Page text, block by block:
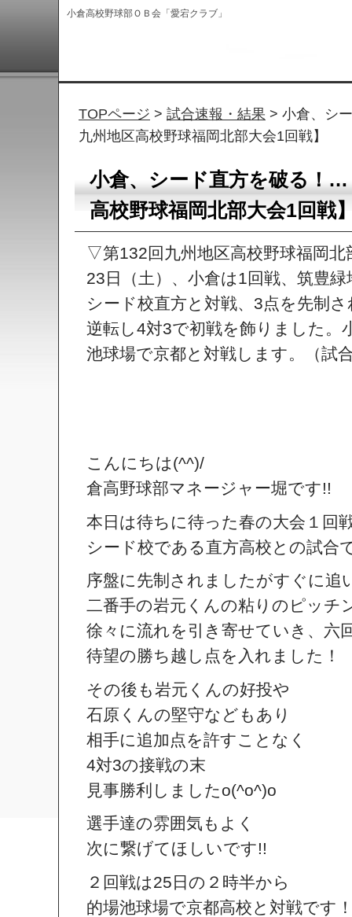
小倉高校野球部ＯＢ会「愛宕クラブ」
TOPページ > 試合速報・結果 > 小倉、シ
九州地区高校野球福岡北部大会1回戦】
小倉、シード直方を破る！…
高校野球福岡北部大会1回戦
▽第132回九州地区高校野球福岡
23日（土）、小倉は1回戦、筑豊
シード校直方と対戦、3点を先制
逆転し4対3で初戦を飾りました。
池球場で京都と対戦します。（試
こんにちは(^^)/
倉高野球部マネージャー堀です!!
本日は待ちに待った春の大会１回
シード校である直方高校との試合
序盤に先制されましたがすぐに追
二番手の岩元くんの粘りのピッチ
徐々に流れを引き寄せていき、六
待望の勝ち越し点を入れました！
その後も岩元くんの好投や
石原くんの堅守などもあり
相手に追加点を許すことなく
4対3の接戦の末
見事勝利しましたo(^o^)o
選手達の雰囲気もよく
次に繋げてほしいです!!
２回戦は25日の２時半から
的場池球場で京都高校と対戦です